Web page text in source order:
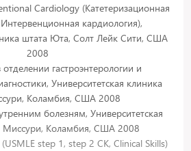
Cardiology (Катетеризационная
кардиология),
штата Юта, Солт Лейк Сити, США
2008
гастроэнтерологии и
Университетская клиника
Коламбия, США 2008
болезням, Университетская
Миссури, Коламбия, США 2008
step 1, step 2 CK, Clinical Skills)